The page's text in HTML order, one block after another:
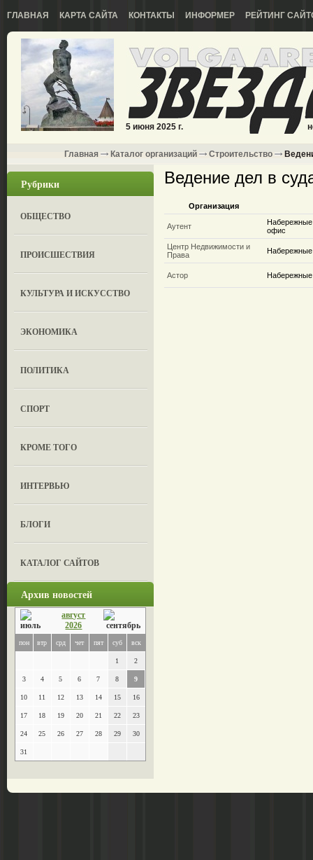
ГЛАВНАЯ КАРТА САЙТА КОНТАКТЫ ИНФОРМЕР РЕЙТИНГ
5 июня 2025 г.
Главная Каталог организаций Строительство
Рубрики
ОБЩЕСТВО
ПРОИСШЕСТВИЯ
КУЛЬТУРА И ИСКУССТВО
ЭКОНОМИКА
ПОЛИТИКА
СПОРТ
КРОМЕ ТОГО
ИНТЕРВЬЮ
БЛОГИ
КАТАЛОГ САЙТОВ
Архив новостей
август
2026
пон втр срд чет пят суб вск
1 2
3 4 5 6 7 8 9
10 11 12 13 14 15 16
17 18 19 20 21 22 23
24 25 26 27 28 29 30
31
Ведение дел в
Организация
Аутент
Набережные
офис
Центр Недвижимости и
Права
Астор Набережные